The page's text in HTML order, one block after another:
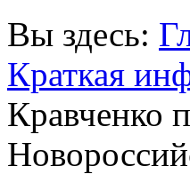
Вы здесь:
Краткая
Кравченко